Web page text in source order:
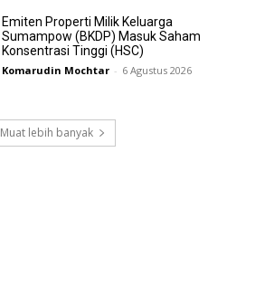
Emiten Properti Milik Keluarga
Sumampow (BKDP) Masuk Saham
Konsentrasi Tinggi (HSC)
Komarudin Mochtar - 6 Agustus 2026
Muat lebih banyak